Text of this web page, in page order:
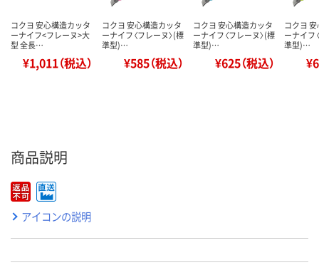
コクヨ 安心構造カッタ
ーナイフ<フレーヌ>大
型 全長…
¥1,011（税込）
コクヨ 安心構造カッタ
ーナイフ〈フレーヌ〉(標
準型)…
¥585（税込）
コクヨ 安心構造カッタ
ーナイフ〈フレーヌ〉(標
準型)…
¥625（税込）
コクヨ
ーナイフ
準型)…
商品説明
アイコンの説明